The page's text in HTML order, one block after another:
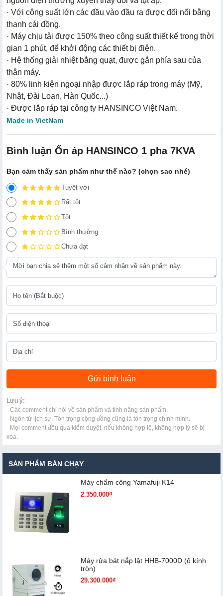
· Với công suất lớn các đầu vào đầu ra được đối nối bằng
thanh cái đồng.
· Máy chịu tải được 150% theo công suất thiết kế trong thời
gian 1 phút, để khởi động các thiết bị điện.
· Hệ thống giải nhiệt bằng quạt, được gắn phía sau của
thân máy.
· 80% linh kiện ngoại nhập được lắp ráp trong máy (Mỹ,
Nhật, Đài Loan, Hàn Quốc...)
· Được lắp ráp tại công ty HANSINCO Việt Nam.
Made in VietNam
Bình luận Ổn áp HANSINCO 1 pha 7KVA
Bạn cảm thấy sản phẩm như thế nào? (chọn sao nhé)
Tuyệt vời
Rất tốt
Tốt
Bình thường
Chưa đạt
Lưu ý:
- Các comment chỉ nói về sản phẩm và tính năng sản phẩm.
- Ngôn từ lịch sự. Tôn trọng cộng đồng cũng là tôn trọng chính mình.
- Mọi comment đều qua kiểm duyệt, nếu không hợp lệ, không hợp lý sẽ bị
xóa.
SẢN PHẨM BÁN CHẠY
Máy chấm cô​ng Yamafuji K14
2.350.000₫
Máy rửa bát nắp lật HHB-7000D (ô kính
tròn)
29.300.000₫